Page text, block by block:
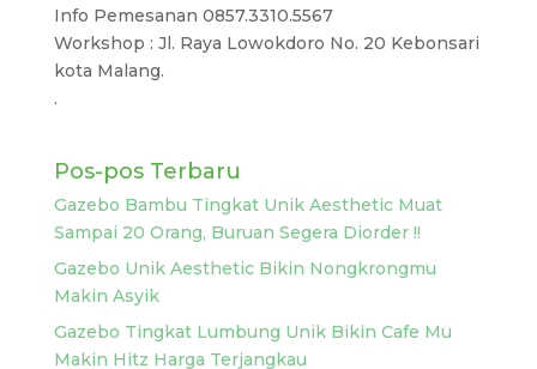
Info Pemesanan 0857.3310.5567
Workshop : Jl. Raya Lowokdoro No. 20 Kebonsari
kota Malang.
.
Pos-pos Terbaru
Gazebo Bambu Tingkat Unik Aesthetic Muat
Sampai 20 Orang, Buruan Segera Diorder !!
Gazebo Unik Aesthetic Bikin Nongkrongmu
Makin Asyik
Gazebo Tingkat Lumbung Unik Bikin Cafe Mu
Makin Hitz Harga Terjangkau